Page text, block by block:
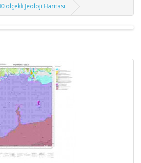
ölçekli Jeoloji Haritası